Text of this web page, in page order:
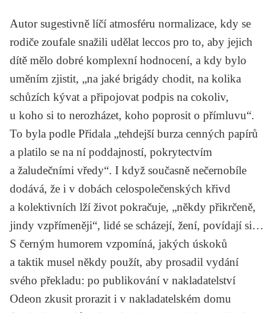
Autor sugestivně líčí atmosféru normalizace, kdy se
rodiče zoufale snažili udělat leccos pro to, aby jejich
dítě mělo dobré komplexní hodnocení, a kdy bylo
uměním zjistit, „na jaké brigády chodit, na kolika
schůzích kývat a připojovat podpis na cokoliv,
u koho si to nerozházet, koho poprosit o přímluvu“.
To byla podle Přidala „tehdejší burza cenných papírů
a platilo se na ní poddajností, pokrytectvím
a žaludečními vředy“. I když současně nečernobíle
dodává, že i v dobách celospolečenských křivd
a kolektivních lží život pokračuje, „někdy přikrčeně,
jindy vzpřímeněji“, lidé se scházejí, žení, povídají si…
S černým humorem vzpomíná, jakých úskoků
a taktik musel někdy použít, aby prosadil vydání
svého překladu: po publikování v nakladatelství
Odeon zkusit prorazit i v nakladatelském domu